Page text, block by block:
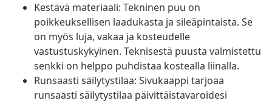
Kestävä materiaali: Tekninen puu on
poikkeuksellisen laadukasta ja sileäpintaista. Se
on myös luja, vakaa ja kosteudelle
vastustuskykyinen. Teknisestä puusta valmistettu
senkki on helppo puhdistaa kostealla liinalla.
Runsaasti säilytystilaa: Sivukaappi tarjoaa
runsaasti säilytystilaa päivittäistavaroidesi